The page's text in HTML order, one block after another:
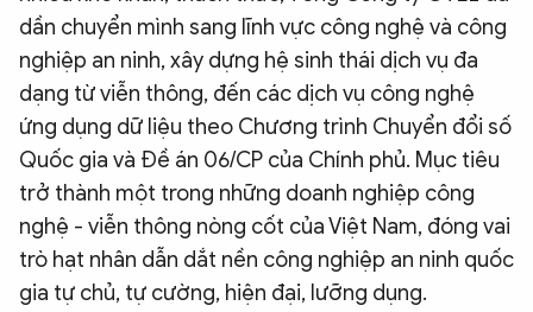
dần chuyển mình sang lĩnh vực công nghệ và công
nghiệp an ninh, xây dựng hệ sinh thái dịch vụ đa
dạng từ viễn thông, đến các dịch vụ công nghệ
ứng dụng dữ liệu theo Chương trình Chuyển đổi số
Quốc gia và Đề án 06/CP của Chính phủ. Mục tiêu
trở thành một trong những doanh nghiệp công
nghệ - viễn thông nòng cốt của Việt Nam, đóng vai
trò hạt nhân dẫn dắt nền công nghiệp an ninh quốc
gia tự chủ, tự cường, hiện đại, lưỡng dụng.